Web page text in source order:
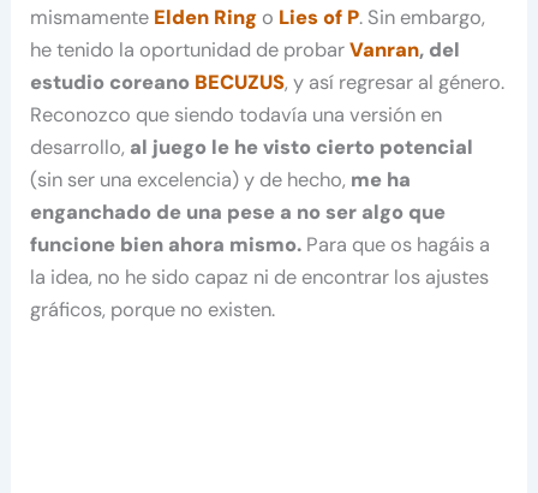
mismamente Elden Ring o Lies of P. Sin embargo,
he tenido la oportunidad de probarVanran, del
estudio coreano BECUZUS, y así regresar al género.
Reconozco que siendo todavía una versión en
desarrollo, al juego le he visto cierto potencial
(sin ser una excelencia) y de hecho, me ha
enganchado de una pese a no ser algo que
funcione bien ahora mismo. Para que os hagáis a
la idea, no he sido capaz ni de encontrar los ajustes
gráficos, porque no existen.